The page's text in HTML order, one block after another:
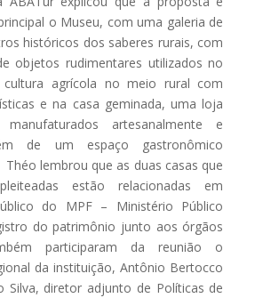
o Museu, com uma galeria de
históricos dos saberes rurais, com
objetos rudimentares utilizados no
agrícola no meio rural com
e na casa geminada, uma loja
artesanalmente e
de um espaço gastronômico
lembrou que as duas casas que
estão relacionadas em
do MPF – Ministério Público
do patrimônio junto aos órgãos
participaram da reunião o
da instituição, Antônio Bertocco
Silva, diretor adjunto de Políticas de